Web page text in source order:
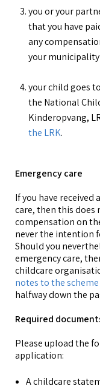
you or your
that you have
any
your municipality
your child goes
the National
Kinderopvang,
the LRK.
Emergency care
If you have
care, then this
compensation on
never the intention
Should you
emergency care,
childcare
notes to the scheme
halfway down the
Required
Please upload the
application:
A childcare